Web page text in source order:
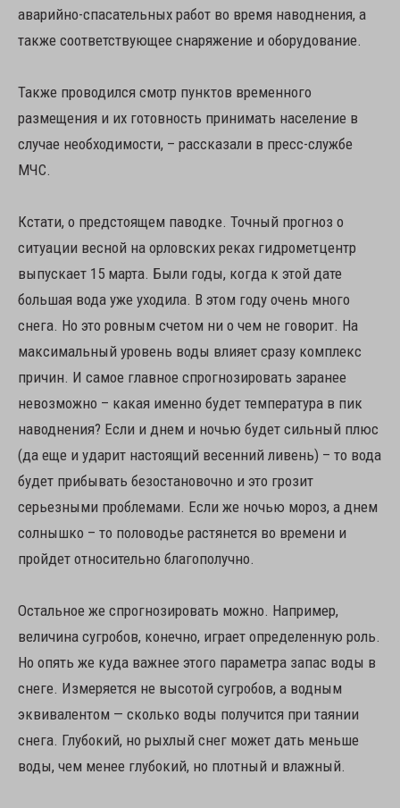
аварийно-спасательных работ во время наводнения, а
также соответствующее снаряжение и оборудование.
Также проводился смотр пунктов временного
размещения и их готовность принимать население в
случае необходимости, – рассказали в пресс-службе
МЧС.
Кстати, о предстоящем паводке. Точный прогноз о
ситуации весной на орловских реках гидрометцентр
выпускает 15 марта. Были годы, когда к этой дате
большая вода уже уходила. В этом году очень много
снега. Но это ровным счетом ни о чем не говорит. На
максимальный уровень воды влияет сразу комплекс
причин. И самое главное спрогнозировать заранее
невозможно – какая именно будет температура в пик
наводнения? Если и днем и ночью будет сильный плюс
(да еще и ударит настоящий весенний ливень) – то вода
будет прибывать безостановочно и это грозит
серьезными проблемами. Если же ночью мороз, а днем
солнышко – то половодье растянется во времени и
пройдет относительно благополучно.
Остальное же спрогнозировать можно. Например,
величина сугробов, конечно, играет определенную роль.
Но опять же куда важнее этого параметра запас воды в
снеге. Измеряется не высотой сугробов, а водным
эквивалентом — сколько воды получится при таянии
снега. Глубокий, но рыхлый снег может дать меньше
воды, чем менее глубокий, но плотный и влажный.